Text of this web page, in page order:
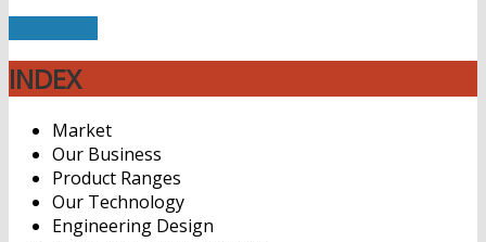
INDEX
Market
Our Business
Product Ranges
Our Technology
Engineering Design